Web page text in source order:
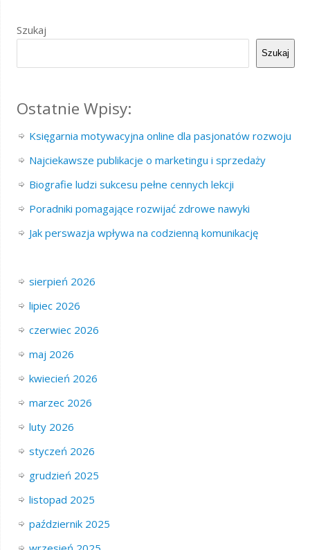
Szukaj
Szukaj
Ostatnie Wpisy:
Księgarnia motywacyjna online dla pasjonatów rozwoju
Najciekawsze publikacje o marketingu i sprzedaży
Biografie ludzi sukcesu pełne cennych lekcji
Poradniki pomagające rozwijać zdrowe nawyki
Jak perswazja wpływa na codzienną komunikację
sierpień 2026
lipiec 2026
czerwiec 2026
maj 2026
kwiecień 2026
marzec 2026
luty 2026
styczeń 2026
grudzień 2025
listopad 2025
październik 2025